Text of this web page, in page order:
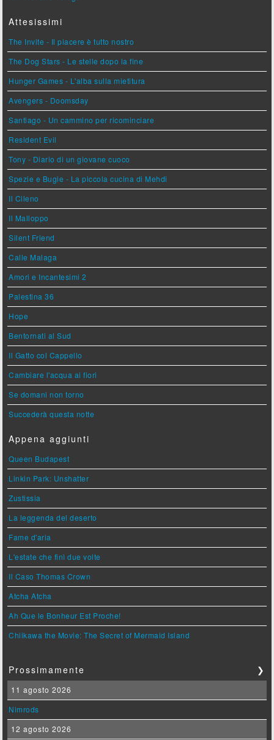
Attesissimi
The Invite - Il piacere è tutto nostro
The Dog Stars - Le stelle dopo la fine
Hunger Games - L'alba sulla mietitura
Avengers - Doomsday
Santiago - Un cammino per ricominciare
Resident Evil
Tony - Diario di un giovane cuoco
Spezie e Bugie - La piccola cucina di Mehdi
Il Cileno
Il Malloppo
Silent Friend
Calle Malaga
Amori e Incantesimi 2
Palestina 36
Hope
Bentornati al Sud
Il Gatto col Cappello
Cambiare l'acqua ai fiori
Se domani non torno
Succederà questa notte
Appena aggiunti
Queen Budapest
Linkin Park: Unshatter
Zustissia
La leggenda del deserto
Fame d'aria
L'estate che finì due volte
Il Caso Thomas Crown
Atcha Atcha
Ah Que le Bonheur Est Proche!
Chiikawa the Movie: The Secret of Mermaid Island
Prossimamente ❯
11 agosto 2026
Nimrods
12 agosto 2026